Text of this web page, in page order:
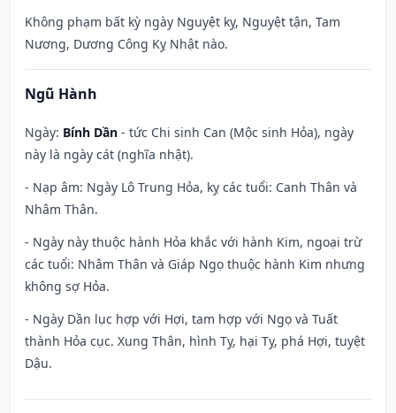
Không phạm bất kỳ ngày Nguyệt kỵ, Nguyệt tận, Tam
Nương, Dương Công Kỵ Nhật nào.
Ngũ Hành
Ngày: Bính Dần - tức Chi sinh Can (Mộc sinh Hỏa), ngày
này là ngày cát (nghĩa nhật).
- Nạp âm: Ngày Lô Trung Hỏa, kỵ các tuổi: Canh Thân và
Nhâm Thân.
- Ngày này thuộc hành Hỏa khắc với hành Kim, ngoại trừ
các tuổi: Nhâm Thân và Giáp Ngọ thuộc hành Kim nhưng
không sợ Hỏa.
- Ngày Dần lục hợp với Hợi, tam hợp với Ngọ và Tuất
thành Hỏa cục. Xung Thân, hình Tỵ, hại Tỵ, phá Hợi, tuyệt
Dậu.